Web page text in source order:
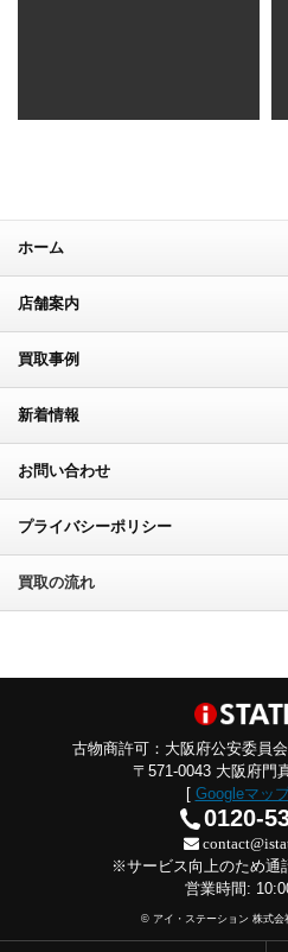
ホーム
店舗案内
買取事例
新着情報
お問い合わせ
プライバシーポリシー
買取の流れ
古物商許可：大阪府公安委員
〒571-0043 大阪府門
[ Googleマッ
0120-
※サービス向上のため通
営業時間:
© アイ・ステーション 株式